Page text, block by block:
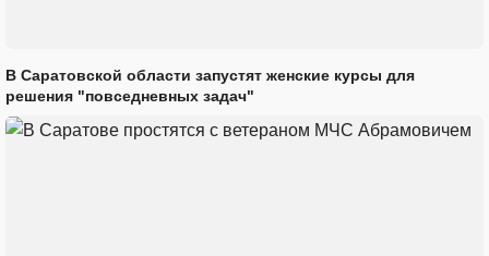
В Саратовской области запустят женские курсы для
решения "повседневных задач"